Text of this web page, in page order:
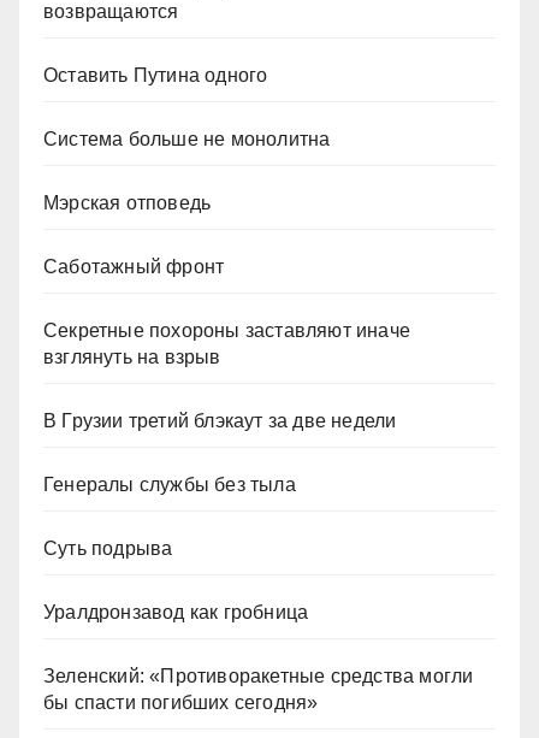
возвращаются
Оставить Путина одного
Система больше не монолитна
Мэрская отповедь
Саботажный фронт
Секретные похороны заставляют иначе
взглянуть на взрыв
В Грузии третий блэкаут за две недели
Генералы службы без тыла
Суть подрыва
Уралдронзавод как гробница
Зеленский: «Противоракетные средства могли
бы спасти погибших сегодня»